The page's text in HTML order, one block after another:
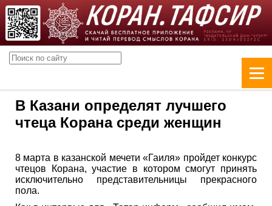
В Казани определят лучшего
чтеца Корана среди женщин
8 марта в казанской мечети «Гаиля» пройдет конкурс
чтецов Корана, участие в котором смогут принять
исключительно представительницы прекрасного
пола.